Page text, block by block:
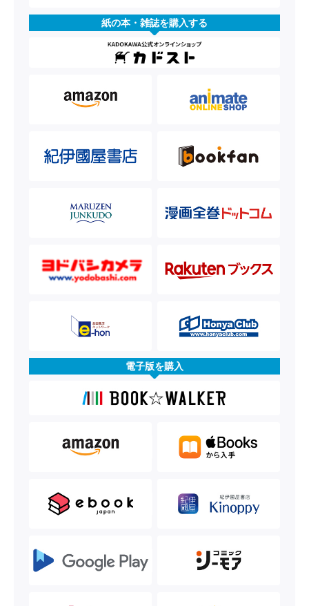
紙の本・雑誌を購入する
電子版を購入